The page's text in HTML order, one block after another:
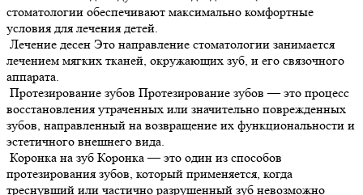
стоматологии обеспечивают максимально комфортные
условия для лечения детей.
Лечение десен Это направление стоматологии занимается
лечением мягких тканей, окружающих зуб, и его связочного
аппарата.
Протезирование зубов Протезирование зубов — это процесс
восстановления утраченных или значительно поврежденных
зубов, направленный на возвращение их функциональности и
эстетичного внешнего вида.
Коронка на зуб Коронка — это один из способов
протезирования зубов, который применяется, когда
треснувший или частично разрушенный зуб невозможно